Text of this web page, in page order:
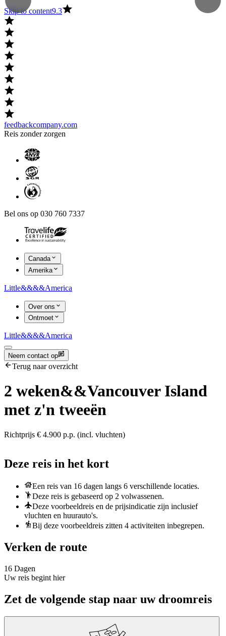
Skip to content9.3
feedbackcompany.com
Reis zonder zorgen
Bel ons op 030 760 7337
Canada
Amerika
Little&&&&America
Over ons
Ontmoet
Little&&&&America
Neem contact op
Terug naar overzicht
2 weken&&Vancouver Island
met z'n tweeën
Richtprijs € 4.900 p.p. (incl. vluchten)
Deze reis in het kort
Een reis van 16 dagen langs 6 verschillende locaties.
Deze reis is gebaseerd op 2 volwassenen.
Deze voorbeeldreis en de prijsindicatie zijn inclusief
vluchten en huurauto's.
Bij deze voorbeeldreis zitten 4 activiteiten inbegrepen.
Verken de route
16 Dagen
Uw reis begint hier
Zet de volgende stap naar uw droomreis